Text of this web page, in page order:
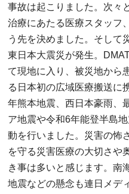
事故は起こりました。次々
治療にあたる医療スタッフ
う先を決めました。そして
東日本大震災が発生。
て現地に入り、被災地から
る日本初の広域医療搬送に
年熊本地震、西日本豪雨、
ア地震や令和6年能登半島
動を行いました。災害の怖
を守る災害医療の大切さや
き事は多いと感じます。南
地震などの懸念も連日メデ